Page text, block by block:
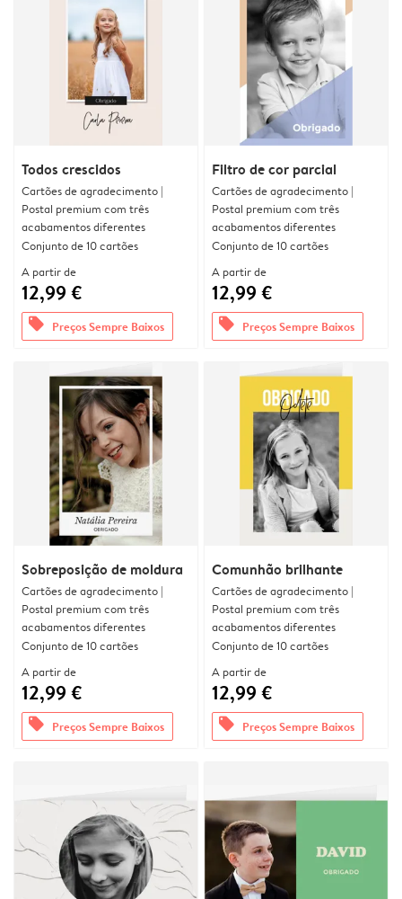
Todos crescidos
Cartões de agradecimento |
Postal premium com três
acabamentos diferentes
Conjunto de 10 cartões
A partir de
12,99 €
offers Preços Sempre Baixos
Filtro de cor parcial
Cartões de agradecimento |
Postal premium com três
acabamentos diferentes
Conjunto de 10 cartões
A partir de
12,99 €
offers Preços Sempre Baixos
Sobreposição de moldura
Cartões de agradecimento |
Postal premium com três
acabamentos diferentes
Conjunto de 10 cartões
A partir de
12,99 €
offers Preços Sempre Baixos
Comunhão brilhante
Cartões de agradecimento |
Postal premium com três
acabamentos diferentes
Conjunto de 10 cartões
A partir de
12,99 €
offers Preços Sempre Baixos